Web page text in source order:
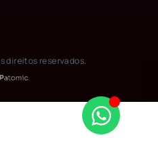
direitos reservados.